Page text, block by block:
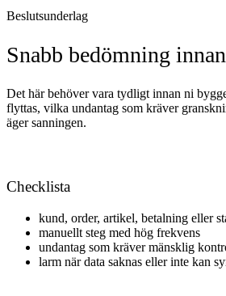
Beslutsunderlag
Snabb bedömning
Det här behöver vara tydligt innan ni
flyttas, vilka undantag som kräver
äger sanningen.
Checklista
kund, order, artikel, betalning eller
manuellt steg med hög frekvens
undantag som kräver mänsklig
larm när data saknas eller inte kan